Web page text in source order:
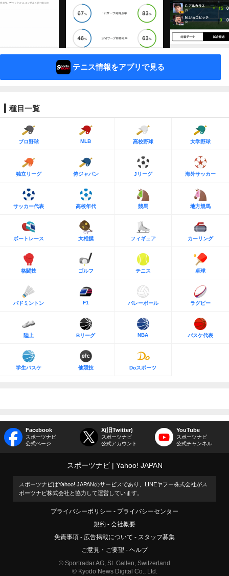
テニス情報をアプリで見る
種目一覧
プロ野球 MLB 高校野球 大学野球
独立リーグ 侍ジャパン Jリーグ 海外サッカー
サッカー代表 高校年代 競馬 地方競馬
ボートレース 大相撲 フィギュア カーリング
格闘技 ゴルフ テニス 卓球
バドミントン F1 バレーボール ラグビー
陸上 Bリーグ NBA バスケ代表
学生バスケ 他競技 Doスポーツ
Facebook
スポーツナビ
公式ページ
X(旧Twitter)
スポーツナビ
公式アカウント
YouTube
スポーツナビ
公式チャンネル
スポーツナビ Yahoo! JAPAN
スポーツナビはYahoo! JAPANのサービスであり、LINEヤフー株式会社がス
ポーツナビ株式会社と協力して運営しています。
プライバシーポリシー
プライバシーセンター
規約
会社概要
免責事項
広告掲載について
スタッフ募集
ご意見・ご要望
ヘルプ
© Sportradar AG, St. Gallen, Switzerland
© Kyodo News Digital Co., Ltd.